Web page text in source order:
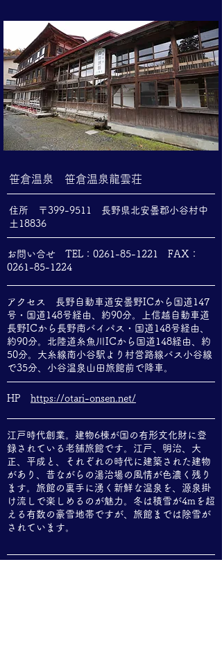
笹倉温泉 笹倉温泉龍雲荘
住所 〒399-9511
長野県北安曇郡小谷村中
土18836
お問い合せ TEL：0261-85-1221 FAX：
0261-85-1224
アクセス 長野自動車道安曇野ICから国道147
号・国道148号経由、約90分。上信越自動車道
長野ICから長野南バイパス・国道148号経由、
約90分。北陸道糸魚川ICから国道148経由、約
50分。 大糸線南小谷駅より村営路線バス小谷線
で35分、小谷温泉山田旅館前で降車。
HP https://otari-onsen.net/
江戸時代創業。建物6棟が国の有形文化財に登
録されている老舗旅館です。江戸、明治、大
正、平成と、それぞれの時代に建築された建物
があり、昔ながらの湯治場の風情が色濃く残り
ます。旅館の裏手に湧く新鮮な温泉を、源泉掛
け流しで楽しめるのが魅力。冬は積雪が4mを超
える有数の豪雪地帯ですが、旅館までは除雪が
されています。